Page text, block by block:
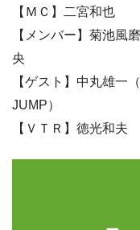
【ＭＣ】二宮和也
【メンバー】菊池風
央
【ゲスト】中丸雄一
JUMP）
【ＶＴＲ】徳光和夫